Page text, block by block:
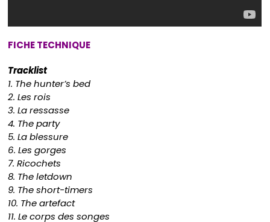
FICHE TECHNIQUE
Tracklist
1. The hunter’s bed
2. Les rois
3. La ressasse
4. The party
5. La blessure
6. Les gorges
7. Ricochets
8. The letdown
9. The short-timers
10. The artefact
11. Le corps des songes